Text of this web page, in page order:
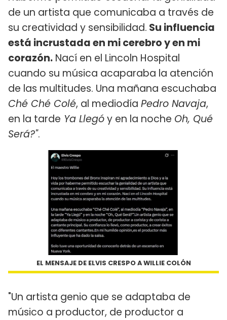
de un artista que comunicaba a través de
su creatividad y sensibilidad. Su influencia
está incrustada en mi cerebro y en mi
corazón. Nací en el Lincoln Hospital
cuando su música acaparaba la atención
de las multitudes. Una mañana escuchaba
Ché Ché Colé, al mediodía Pedro Navaja,
en la tarde Ya Llegóy en la noche Oh, Qué
Será?".
EL MENSAJE DE ELVIS CRESPO A WILLIE COLÓN
"Un artista genio que se adaptaba de
músico a productor, de productor a